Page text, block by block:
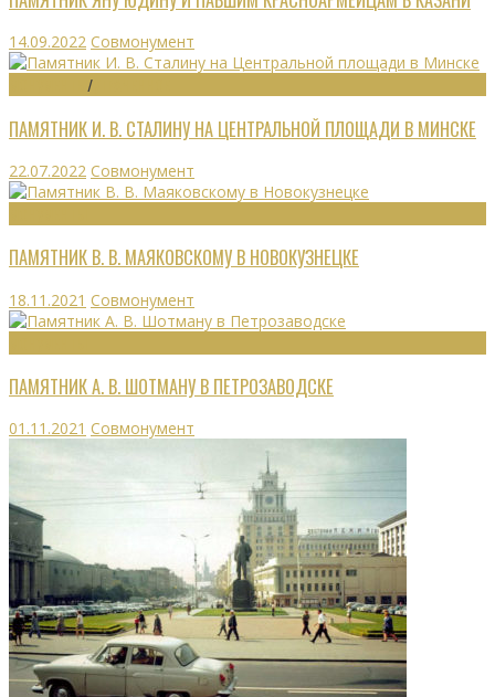
14.09.2022 Совмонумент
/
ПАМЯТНИК И. В. СТАЛИНУ НА ЦЕНТРАЛЬНОЙ ПЛОЩАДИ В МИНСКЕ
22.07.2022 Совмонумент
ПАМЯТНИК В. В. МАЯКОВСКОМУ В НОВОКУЗНЕЦКЕ
18.11.2021 Совмонумент
ПАМЯТНИК А. В. ШОТМАНУ В ПЕТРОЗАВОДСКЕ
01.11.2021 Совмонумент